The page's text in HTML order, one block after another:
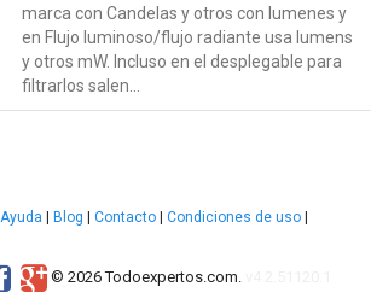
marca con Candelas y otros con lumenes y
en Flujo luminoso/flujo radiante usa lumens
y otros mW. Incluso en el desplegable para
filtrarlos salen...
Ayuda | Blog | Contacto | Condiciones de uso |
© 2026 Todoexpertos.com.